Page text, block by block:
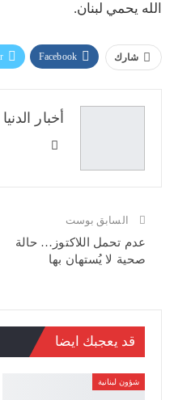
‏الله يحمي لبنان.
شارك Facebook
أخبار الدنيا
السابق بوست
عدم تحمل اللاكتوز… حالة
صحية لا يُستهان بها
قد يعجبك ايضا
شؤون لبنانية